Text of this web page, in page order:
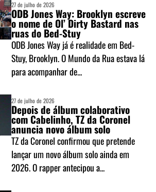
27 de julho de 2026
ODB Jones Way: Brooklyn escreve
o nome de Ol’ Dirty Bastard nas
ruas do Bed-Stuy
ODB Jones Way já é realidade em Bed-
Stuy, Brooklyn. O Mundo da Rua estava lá
para acompanhar de...
27 de julho de 2026
Depois de álbum colaborativo
com Cabelinho, TZ da Coronel
anuncia novo álbum solo
TZ da Coronel confirmou que pretende
lançar um novo álbum solo ainda em
2026. O rapper antecipou a...